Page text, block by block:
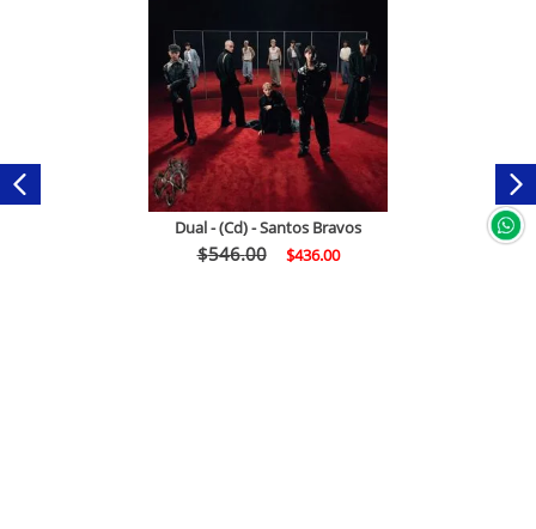
Dual - (Cd) - Santos Bravos
$546.00 $436.00